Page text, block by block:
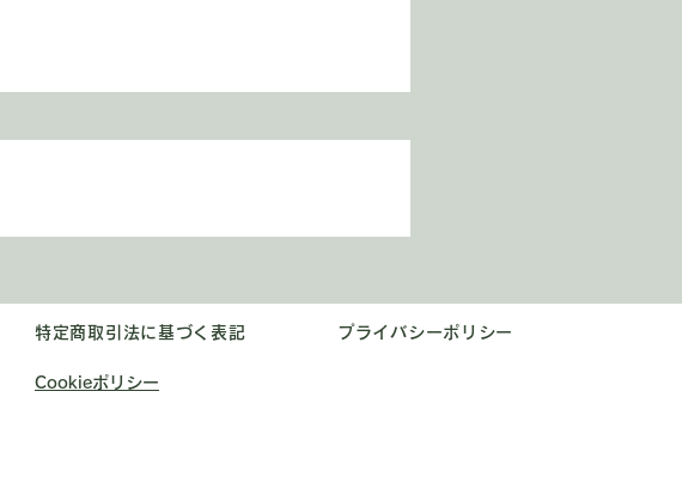
特定商取引法に基づく表記 プライバシーポリシー
Cookieポリシー